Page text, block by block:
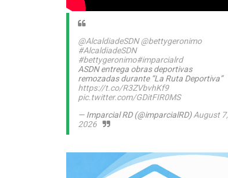
@AlcaldiadeSDN @bettygeronimo
#AlcaldiadeSDN
#bettygeronimo#imparcialrd
ASDN entrega obras deportivas
remozadas durante “La Ruta Deportiva”
https://t.co/R3ZVbvhKf9
pic.twitter.com/GDitFIR0MS
— Imparcial RD (@imparcialRD)August 7,
2026